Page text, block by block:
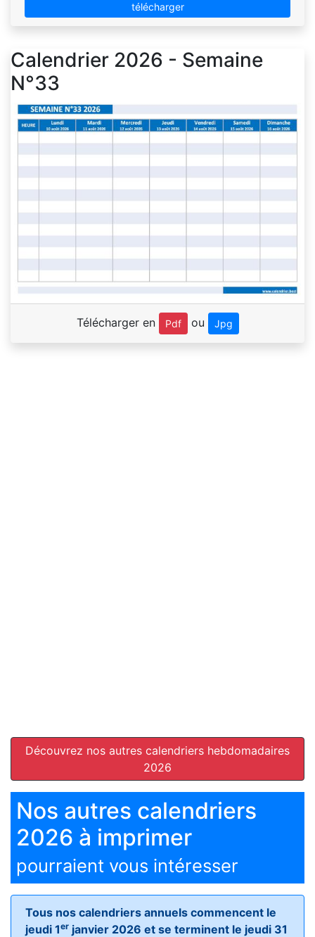
télécharger
Calendrier 2026 - Semaine
N°33
Télécharger en Pdf ou Jpg
Découvrez nos autres calendriers hebdomadaires
2026
Nos autres calendriers
2026 à imprimer
pourraient vous intéresser
Tous nos calendriers annuels commencent le
jeudi 1er janvier 2026 et se terminent le jeudi 31